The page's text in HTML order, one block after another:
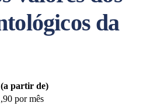
da
partir de)
por mês